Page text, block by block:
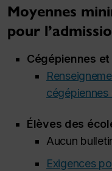
Moyennes
pour
Cégépiennes
Élèves des
Aucun
Exigences